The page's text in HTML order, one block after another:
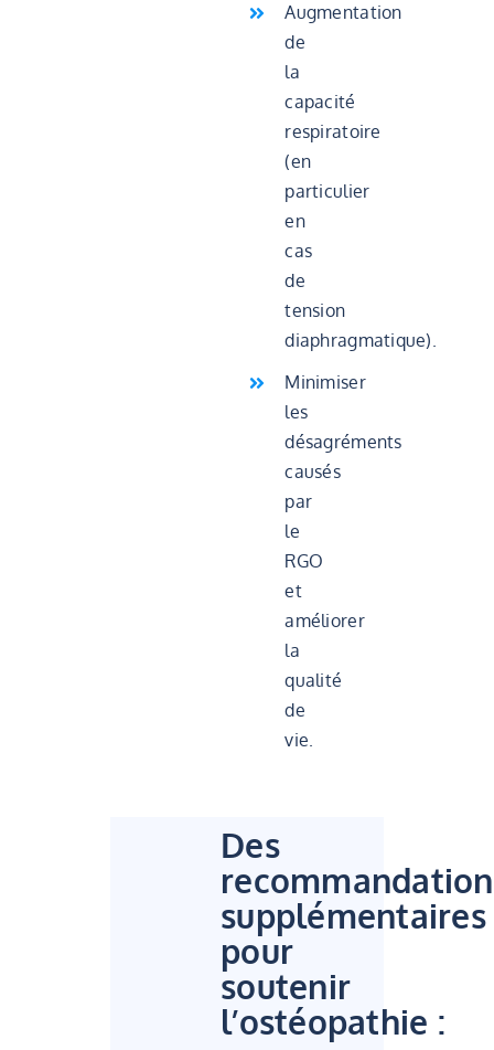
Augmentation
de
la
capacité
respiratoire
(en
particulier
en
cas
de
tension
diaphragmatique).
Minimiser
les
désagréments
causés
par
le
RGO
et
améliorer
la
qualité
de
vie.
Des
supplémentaires
pour
soutenir
l’ostéopathie :